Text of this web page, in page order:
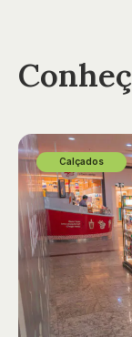
Calçados